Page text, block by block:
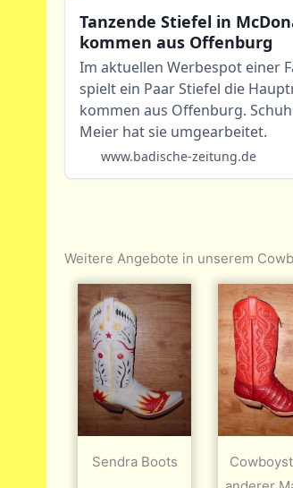
Tanzende Stiefel in
kommen aus Offenburg
Im aktuellen Werbespot einer
spielt ein Paar Stiefel die
kommen aus Offenburg.
Meier hat sie umgearbeitet.
www.badische-zeitung.de
Weitere Angebote in unserem
Sendra Boots